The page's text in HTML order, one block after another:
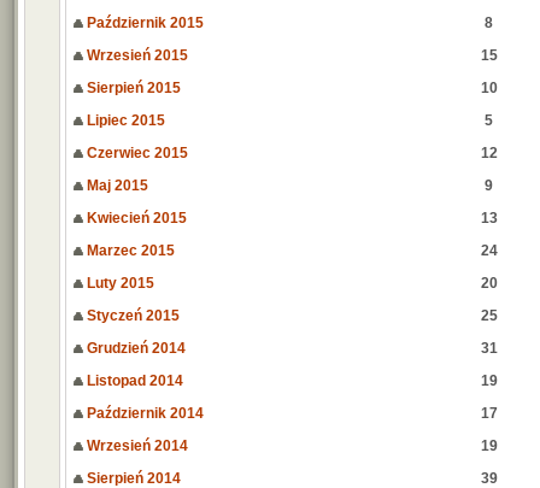
Październik 2015
8
Wrzesień 2015
15
Sierpień 2015
10
Lipiec 2015
5
Czerwiec 2015
12
Maj 2015
9
Kwiecień 2015
13
Marzec 2015
24
Luty 2015
20
Styczeń 2015
25
Grudzień 2014
31
Listopad 2014
19
Październik 2014
17
Wrzesień 2014
19
Sierpień 2014
39